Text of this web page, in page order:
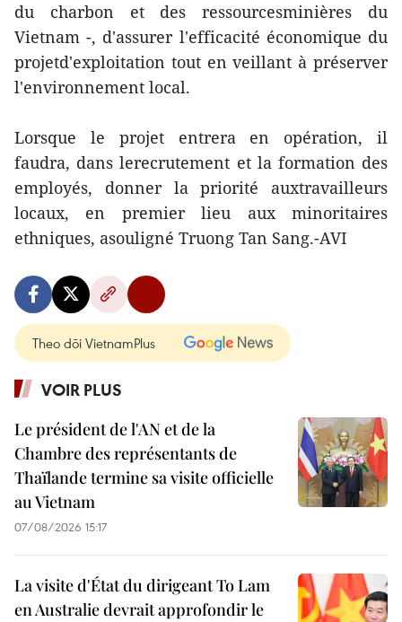
du charbon et des ressourcesminières du
Vietnam -, d'assurer l'efficacité économique du
projetd'exploitation tout en veillant à préserver
l'environnement local.
Lorsque le projet entrera en opération, il
faudra, dans lerecrutement et la formation des
employés, donner la priorité auxtravailleurs
locaux, en premier lieu aux minoritaires
ethniques, asouligné Truong Tan Sang.-AVI
Theo dõi VietnamPlus
VOIR PLUS
Le président de l'AN et de la
Chambre des représentants de
Thaïlande termine sa visite officielle
au Vietnam
07/08/2026 15:17
La visite d'État du dirigeant To Lam
en Australie devrait approfondir le